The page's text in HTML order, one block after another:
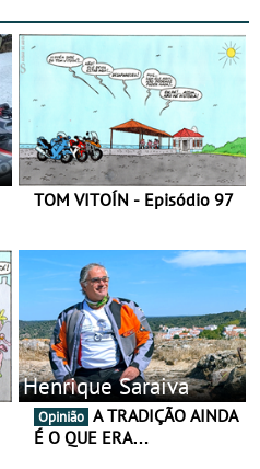
TOM VITOÍN - Episódio 97
Henrique Saraiva
Opinião
É O QUE ERA…